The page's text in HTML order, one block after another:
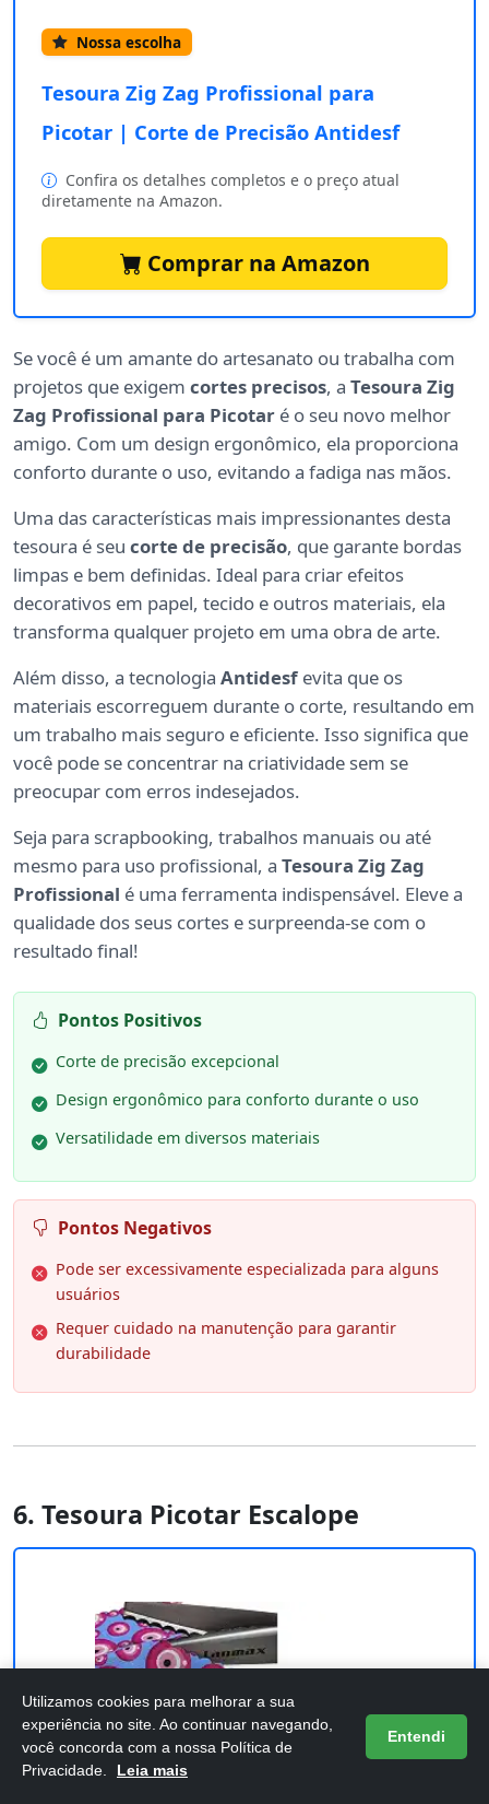
Nossa escolha
Tesoura Zig Zag Profissional para
Picotar | Corte de Precisão Antidesf
Confira os detalhes completos e o preço atual
diretamente na Amazon.
Comprar na Amazon
Se você é um amante do artesanato ou trabalha com
projetos que exigem cortes precisos, a Tesoura Zig
Zag Profissional para Picotar é o seu novo melhor
amigo. Com um design ergonômico, ela proporciona
conforto durante o uso, evitando a fadiga nas mãos.
Uma das características mais impressionantes desta
tesoura é seu corte de precisão, que garante bordas
limpas e bem definidas. Ideal para criar efeitos
decorativos em papel, tecido e outros materiais, ela
transforma qualquer projeto em uma obra de arte.
Além disso, a tecnologia Antidesf evita que os
materiais escorreguem durante o corte, resultando em
um trabalho mais seguro e eficiente. Isso significa que
você pode se concentrar na criatividade sem se
preocupar com erros indesejados.
Seja para scrapbooking, trabalhos manuais ou até
mesmo para uso profissional, a Tesoura Zig Zag
Profissional é uma ferramenta indispensável. Eleve a
qualidade dos seus cortes e surpreenda-se com o
resultado final!
Pontos Positivos
Corte de precisão excepcional
Design ergonômico para conforto durante o uso
Versatilidade em diversos materiais
Pontos Negativos
Pode ser excessivamente especializada para alguns
usuários
Requer cuidado na manutenção para garantir
durabilidade
6. Tesoura Picotar Escalope
Utilizamos cookies para melhorar a sua
experiência no site. Ao continuar navegando,
você concorda com a nossa Política de
Privacidade.
Leia mais
Entendi